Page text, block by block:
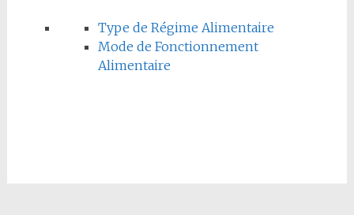
Type de Régime Alimentaire
Mode de Fonctionnement
Alimentaire